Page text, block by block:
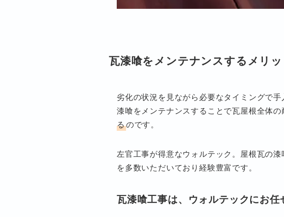
瓦漆喰をメンテナンスするメリッ
劣化の状況を見ながら必要なタイミングで手
漆喰をメンテナンスすることで瓦屋根全体
るのです。
左官工事が得意なウォルテック。屋根瓦の
を多数いただいており経験豊富です。
瓦漆喰工事は、ウォルテックにお任